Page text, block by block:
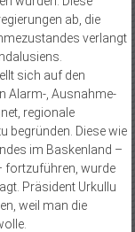
ab, die
verlangt
sich auf den
Alarm-, Ausnahme-
regionale
begründen. Diese wie
im Baskenland –
fortzuführen, wurde
Präsident Urkullu
weil man die